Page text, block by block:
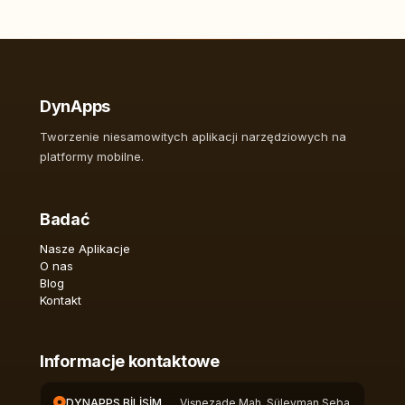
DynApps
Tworzenie niesamowitych aplikacji narzędziowych na
platformy mobilne.
Badać
Nasze Aplikacje
O nas
Blog
Kontakt
Informacje kontaktowe